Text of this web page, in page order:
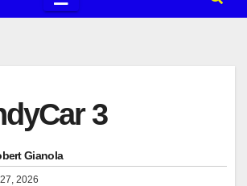
3
Gianola
2026